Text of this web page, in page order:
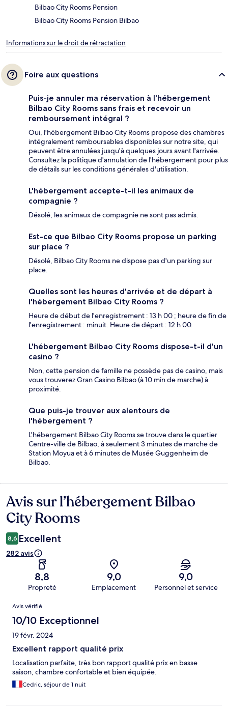
Bilbao City Rooms Pension
Bilbao City Rooms Pension Bilbao
Informations sur le droit de rétractation
Foire aux questions
Puis-je annuler ma réservation à l'hébergement
Bilbao City Rooms sans frais et recevoir un
remboursement intégral ?
Oui, l'hébergement Bilbao City Rooms propose des chambres
intégralement remboursables disponibles sur notre site, qui
peuvent être annulées jusqu'à quelques jours avant l'arrivée.
Consultez la politique d'annulation de l'hébergement pour plus
de détails sur les conditions générales d'utilisation.
L'hébergement accepte-t-il les animaux de
compagnie ?
Désolé, les animaux de compagnie ne sont pas admis.
Est-ce que Bilbao City Rooms propose un parking
sur place ?
Désolé, Bilbao City Rooms ne dispose pas d'un parking sur
place.
Quelles sont les heures d'arrivée et de départ à
l'hébergement Bilbao City Rooms ?
Heure de début de l'enregistrement : 13 h 00 ; heure de fin de
l'enregistrement : minuit. Heure de départ : 12 h 00.
L'hébergement Bilbao City Rooms dispose-t-il d'un
casino ?
Non, cette pension de famille ne possède pas de casino, mais
vous trouverez Gran Casino Bilbao (à 10 min de marche) à
proximité.
Que puis-je trouver aux alentours de
l'hébergement ?
L'hébergement Bilbao City Rooms se trouve dans le quartier
Centre-ville de Bilbao, à seulement 3 minutes de marche de
Station Moyua et à 6 minutes de Musée Guggenheim de
Bilbao.
Avis
Avis sur l’hébergement Bilbao
City Rooms
8,6 Excellent
282 avis
8,8
Propreté
9,0
Emplacement
9,0
Personnel et service
Avis
Avis vérifié
10/10 Exceptionnel
19 févr. 2024
Excellent rapport qualité prix
Localisation parfaite, très bon rapport qualité prix en basse
saison, chambre confortable et bien équipée.
Cedric, séjour de 1 nuit